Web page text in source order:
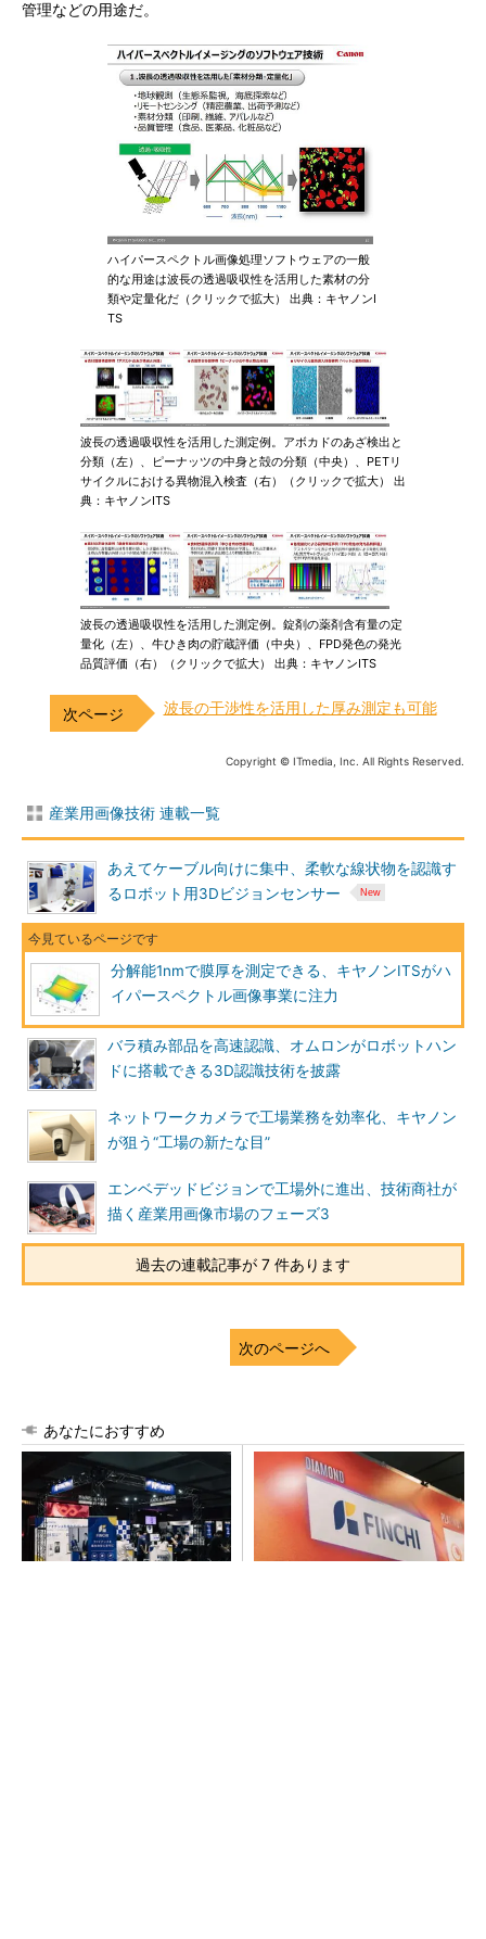
管理などの用途だ。
ハイパースペクトル画像処理ソフトウェアの一般
的な用途は波長の透過吸収性を活用した素材の分
類や定量化だ（クリックで拡大） 出典：キヤノンI
TS
波長の透過吸収性を活用した測定例。アボカドのあざ検出と
分類（左）、ピーナッツの中身と殻の分類（中央）、PETリ
サイクルにおける異物混入検査（右）（クリックで拡大） 出
典：キヤノンITS
波長の透過吸収性を活用した測定例。錠剤の薬剤含有量の定
量化（左）、牛ひき肉の貯蔵評価（中央）、FPD発色の発光
品質評価（右）（クリックで拡大） 出典：キヤノンITS
波長の干渉性を活用した厚み測定も可能
Copyright © ITmedia, Inc. All Rights Reserved.
産業用画像技術 連載一覧
あえてケーブル向けに集中、柔軟な線状物を認識す
るロボット用3Dビジョンセンサー
分解能1nmで膜厚を測定できる、キヤノンITSがハ
イパースペクトル画像事業に注力
バラ積み部品を高速認識、オムロンがロボットハン
ドに搭載できる3D認識技術を披露
ネットワークカメラで工場業務を効率化、キヤノン
が狙う“工場の新たな目”
エンベデッドビジョンで工場外に進出、技術商社が
描く産業用画像市場のフェーズ3
過去の連載記事が 7 件あります
次のページへ
あなたにおすすめ